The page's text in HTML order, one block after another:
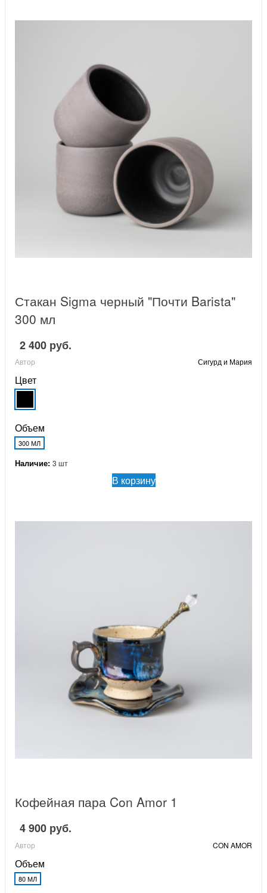
Стакан Sigma черный "Почти Barista"
300 мл
2 400 руб.
Автор Сигурд и Мария
Цвет
Объем
300 МЛ
Наличие: 3 шт
В корзину
Кофейная пара Con Amor 1
4 900 руб.
Автор CON AMOR
Объем
80 МЛ